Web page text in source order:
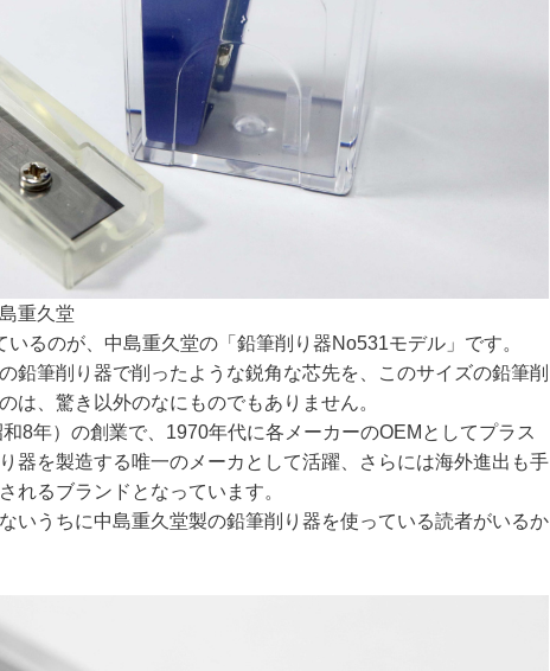
重久堂
るのが、中島重久堂の「鉛筆削り器No531モデル」です。
鉛筆削り器で削ったような鋭角な芯先を、このサイズの鉛筆削
は、驚き以外のなにものでもありません。
8年）の創業で、1970年代に各メーカーのOEMとしてプラス
器を製造する唯一のメーカとして活躍、さらには海外進出も手
れるブランドとなっています。
いうちに中島重久堂製の鉛筆削り器を使っている読者がいるか